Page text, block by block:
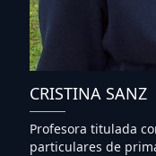
CRISTINA SANZ
Profesora titulada
particulares de